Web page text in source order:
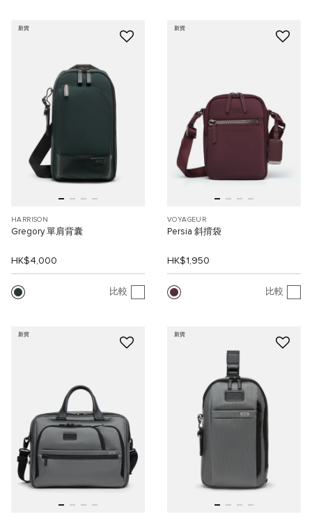
新貨
HARRISON
Gregory 單肩背囊
HK$4,000
比較
新貨
VOYAGEUR
Persia 斜揹袋
HK$1,950
比較
新貨 新貨